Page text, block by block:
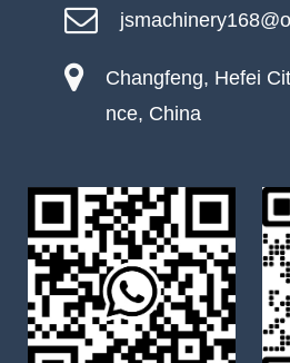
Changfeng, Hefei
nce, China